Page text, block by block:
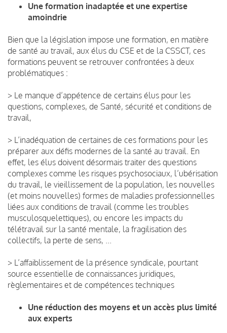
Une formation inadaptée et une expertise
amoindrie
Bien que la législation impose une formation, en matière
de santé au travail, aux élus du CSE et de la CSSCT, ces
formations peuvent se retrouver confrontées à deux
problématiques :
> Le manque d’appétence de certains élus pour les
questions, complexes, de Santé, sécurité et conditions de
travail,
> L’inadéquation de certaines de ces formations pour les
préparer aux défis modernes de la santé au travail. En
effet, les élus doivent désormais traiter des questions
complexes comme les risques psychosociaux, l’ubérisation
du travail, le vieillissement de la population, les nouvelles
(et moins nouvelles) formes de maladies professionnelles
liées aux conditions de travail (comme les troubles
musculosquelettiques), ou encore les impacts du
télétravail sur la santé mentale, la fragilisation des
collectifs, la perte de sens, ..​.
> L’affaiblissement de la présence syndicale, pourtant
source essentielle de connaissances juridiques,
règlementaires et de compétences techniques
Une réduction des moyens et un accès plus limité
aux experts